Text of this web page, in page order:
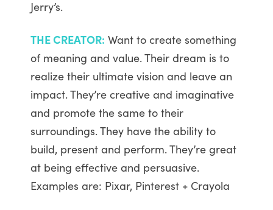
Jerry’s.
THE CREATOR: Want to create something
of meaning and value. Their dream is to
realize their ultimate vision and leave an
impact. They’re creative and imaginative
and promote the same to their
surroundings. They have the ability to
build, present and perform. They’re great
at being effective and persuasive.
Examples are: Pixar, Pinterest + Crayola